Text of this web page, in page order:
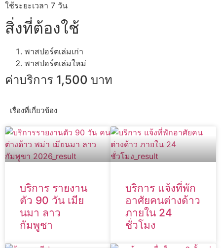
ใช้ระยะเวลา 7 วัน
สิ่งที่ต้องใช้
พาสปอร์ตเล่มเก่า
พาสปอร์ตเล่มใหม่
ค่าบริการ 1,500 บาท
เรื่องที่เกี่ยวข้อง
บริการ รายงาน
ตัว 90 วัน เมีย
นมา ลาว
กัมพูชา
บริการ แจ้งที่พัก
อาศัยคนต่างด้าว
ภายใน 24
ชั่วโมง